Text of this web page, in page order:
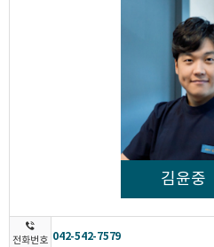
김윤중
전화번호 042-542-7579